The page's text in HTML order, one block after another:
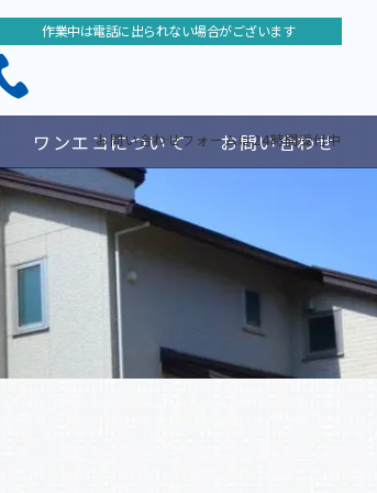
作業中は電話に出られない場合がございます
お問い合わせフォームは24時間受付中
ワンエコについて お問い合わせ